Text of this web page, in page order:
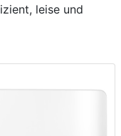
leise und